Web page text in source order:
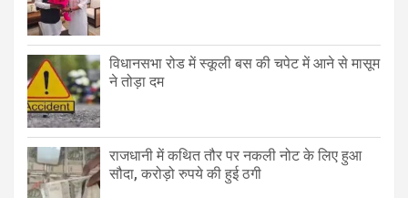
विधानसभा रोड में स्कूली बस की चपेट में आने से मासूम
ने तोड़ा दम
राजधानी में कथित तौर पर नकली नोट के लिए हुआ
सौदा, करोड़ो रुपये की हुई ठगी